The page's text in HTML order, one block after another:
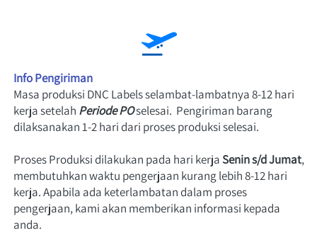
Info Pengiriman
Masa produksi DNC Labels selambat-lambatnya 8-12 hari
kerja setelah Periode PO selesai.  Pengiriman barang
dilaksanakan 1-2 hari dari proses produksi selesai.
Proses Produksi dilakukan pada hari kerja Senin s/d Jumat,
membutuhkan waktu pengerjaan kurang lebih 8-12 hari
kerja. Apabila ada keterlambatan dalam proses
pengerjaan, kami akan memberikan informasi kepada
anda.